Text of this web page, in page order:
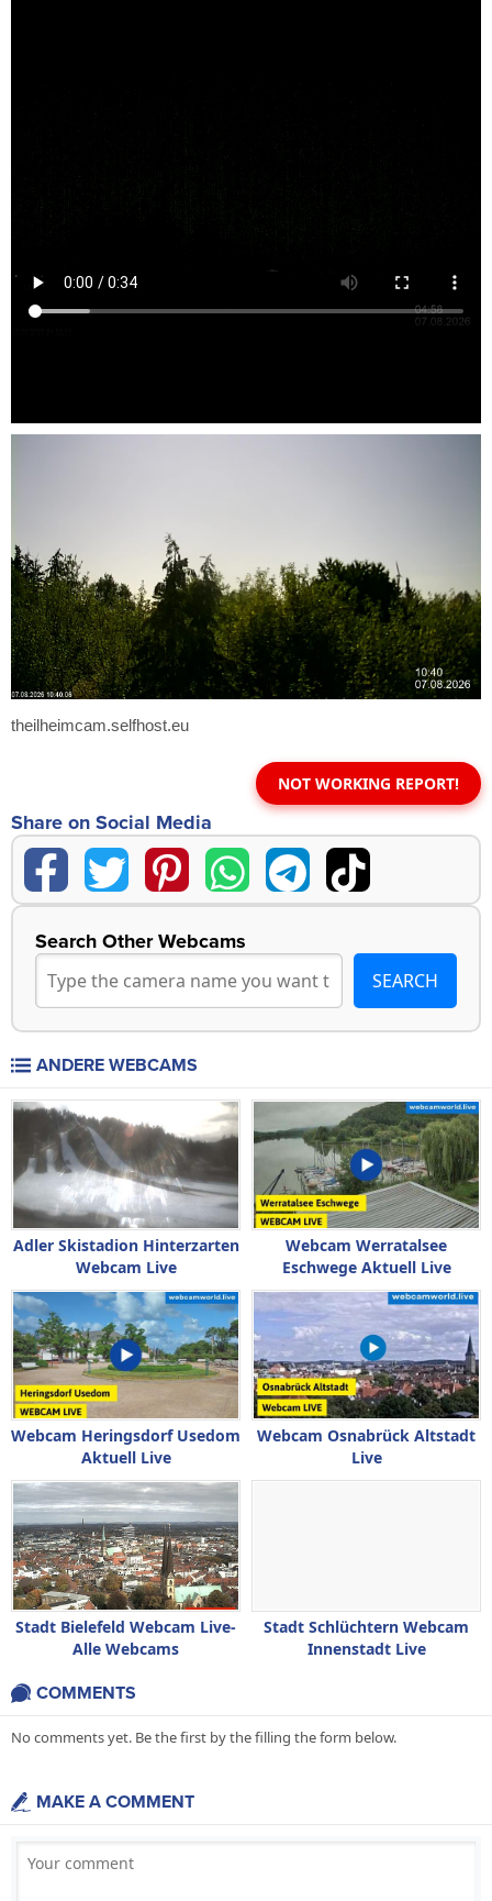
theilheimcam.selfhost.eu
NOT WORKING REPORT!
Share on Social Media
Search Other Webcams
ANDERE WEBCAMS
Adler Skistadion Hinterzarten
Webcam Live
Webcam Werratalsee
Eschwege Aktuell Live
Webcam Heringsdorf Usedom
Aktuell Live
Webcam Osnabrück Altstadt
Live
Stadt Bielefeld Webcam Live-
Alle Webcams
Stadt Schlüchtern Webcam
Innenstadt Live
COMMENTS
No comments yet. Be the first by the filling the form below.
MAKE A COMMENT